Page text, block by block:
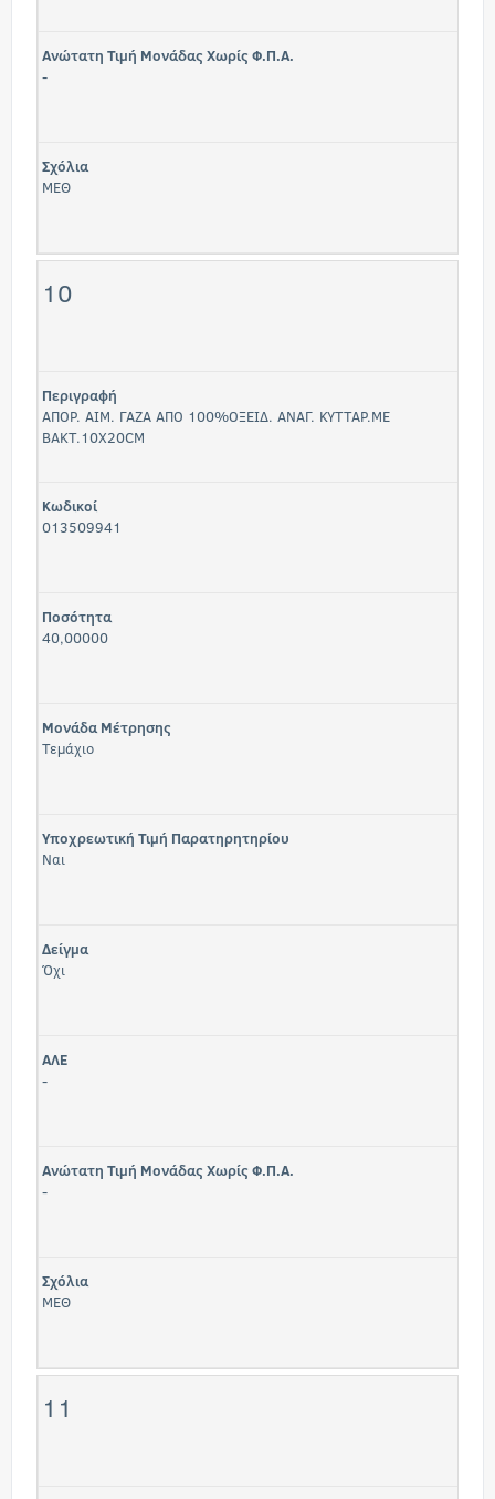
Ανώτατη Τιμή Μονάδας Χωρίς Φ.Π.Α.
-
Σχόλια
ΜΕΘ
10
Περιγραφή
ΑΠΟΡ. ΑΙΜ. ΓΑΖΑ ΑΠΟ 100%ΟΞΕΙΔ. ΑΝΑΓ. ΚΥΤΤΑΡ.ΜΕ
ΒΑΚΤ.10X20CM
Κωδικοί
013509941
Ποσότητα
40,00000
Μονάδα Μέτρησης
Τεμάχιο
Υποχρεωτική Τιμή Παρατηρητηρίου
Ναι
Δείγμα
Όχι
ΑΛΕ
-
Ανώτατη Τιμή Μονάδας Χωρίς Φ.Π.Α.
-
Σχόλια
ΜΕΘ
11